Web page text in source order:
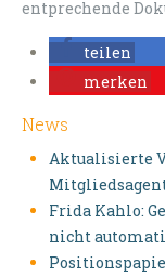
entprechende
teilen
merken
News
Aktualisierte
Frida Kahlo:
nicht